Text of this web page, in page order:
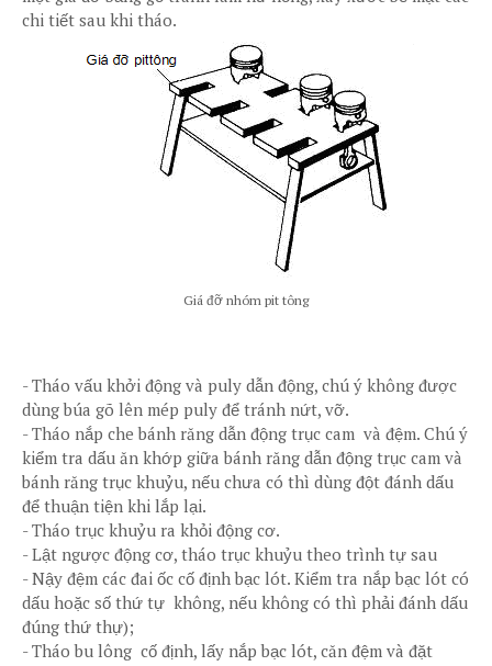
chi tiết sau khi tháo.
Giá đỡ nhóm pit tông
- Tháo vấu khởi động và puly dẫn động, chú ý không được
dùng búa gõ lên mép puly để tránh nứt, vỡ.
- Tháo nắp che bánh răng dẫn động trục cam và đệm. Chú ý
kiểm tra dấu ăn khớp giữa bánh răng dẫn động trục cam và
bánh răng trục khuỷu, nếu chưa có thì dùng đột đánh dấu
để thuận tiện khi lắp lại.
- Tháo trục khuỷu ra khỏi động cơ.
- Lật ngược động cơ, tháo trục khuỷu theo trình tự sau
- Nậy đệm các đai ốc cố định bạc lót. Kiểm tra nắp bạc lót có
dấu hoặc số thứ tự không, nếu không có thì phải đánh dấu
đúng thứ thự);
- Tháo bu lông cố định, lấy nắp bạc lót, căn đệm và đặt